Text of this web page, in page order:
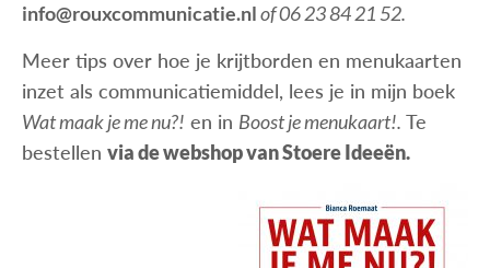
info@rouxcommunicatie.nlof 06 23 84 21 52.
Meer tips over hoe je krijtborden en menukaarten
inzet als communicatiemiddel, lees je in mijn boek
Wat maak je me nu?! en in Boost je menukaart!. Te
bestellen via de webshop van Stoere Ideeën.